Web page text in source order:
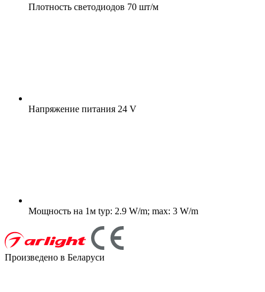
Плотность светодиодов 70 шт/м
Напряжение питания 24 V
Мощность на 1м typ: 2.9 W/m; max: 3 W/m
Произведено в Беларуси